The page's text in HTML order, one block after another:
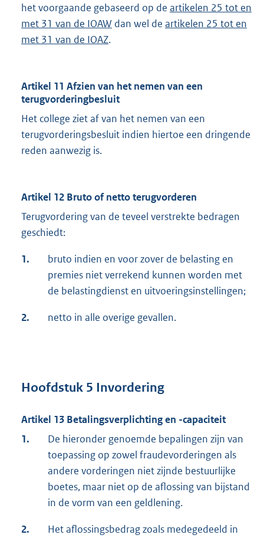
het voorgaande gebaseerd op de artikelen 25 tot en
met 31 van de IOAW dan wel de artikelen 25 tot en
met 31 van de IOAZ.
Artikel 11 Afzien van het nemen van een
terugvorderingbesluit
Het college ziet af van het nemen van een
terugvorderingsbesluit indien hiertoe een dringende
reden aanwezig is.
Artikel 12 Bruto of netto terugvorderen
Terugvordering van de teveel verstrekte bedragen
geschiedt:
1.
bruto indien en voor zover de belasting en
premies niet verrekend kunnen worden met
de belastingdienst en uitvoeringsinstellingen;
2. netto in alle overige gevallen.
Hoofdstuk 5 Invordering
Artikel 13 Betalingsverplichting en -capaciteit
1.
De hieronder genoemde bepalingen zijn van
toepassing op zowel fraudevorderingen als
andere vorderingen niet zijnde bestuurlijke
boetes, maar niet op de aflossing van bijstand
in de vorm van een geldlening.
2.
Het aflossingsbedrag zoals medegedeeld in